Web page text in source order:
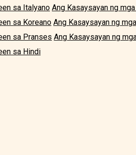
sa Italyano Ang Kasaysayan ng
sa Koreano Ang Kasaysayan ng
sa Pranses Ang Kasaysayan ng
sa Hindi